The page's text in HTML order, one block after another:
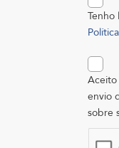
Aceito
envio
sobre